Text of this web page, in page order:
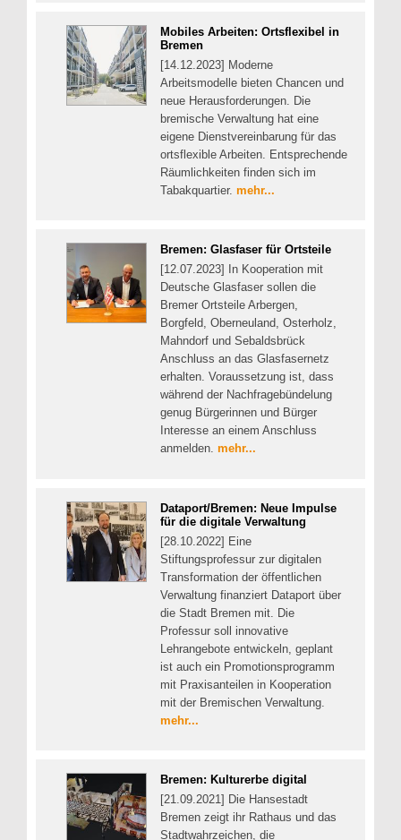
Mobiles Arbeiten: Ortsflexibel in
Bremen
[14.12.2023] Moderne
Arbeitsmodelle bieten Chancen und
neue Herausforderungen. Die
bremische Verwaltung hat eine
eigene Dienstvereinbarung für das
ortsflexible Arbeiten. Entsprechende
Räumlichkeiten finden sich im
Tabakquartier. mehr...
Bremen: Glasfaser für Ortsteile
[12.07.2023] In Kooperation mit
Deutsche Glasfaser sollen die
Bremer Ortsteile Arbergen,
Borgfeld, Oberneuland, Osterholz,
Mahndorf und Sebaldsbrück
Anschluss an das Glasfasernetz
erhalten. Voraussetzung ist, dass
während der Nachfragebündelung
genug Bürgerinnen und Bürger
Interesse an einem Anschluss
anmelden. mehr...
Dataport/Bremen: Neue Impulse
für die digitale Verwaltung
[28.10.2022] Eine
Stiftungsprofessur zur digitalen
Transformation der öffentlichen
Verwaltung finanziert Dataport über
die Stadt Bremen mit. Die
Professur soll innovative
Lehrangebote entwickeln, geplant
ist auch ein Promotionsprogramm
mit Praxisanteilen in Kooperation
mit der Bremischen Verwaltung.
mehr...
Bremen: Kulturerbe digital
[21.09.2021] Die Hansestadt
Bremen zeigt ihr Rathaus und das
Stadtwahrzeichen, die